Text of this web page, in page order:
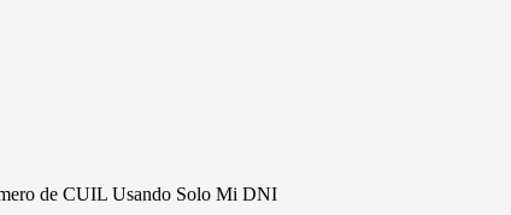
de CUIL Usando Solo Mi DNI